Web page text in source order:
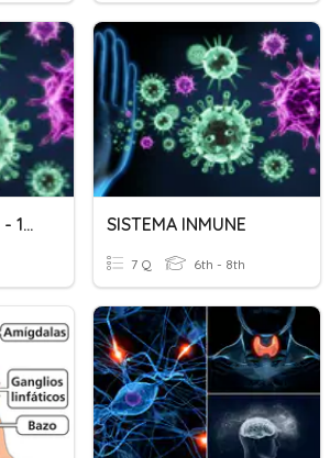
SISTEMA INMUNE - 1RA PARTE SISTEMA INMUNE
7 Q 6th - 8th